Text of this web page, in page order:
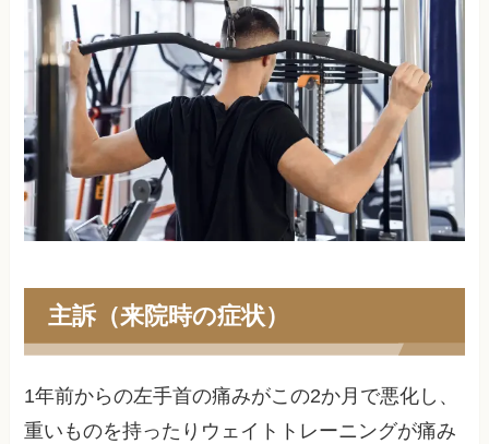
主訴（来院時の症状）
1年前からの左手首の痛みがこの2か月で悪化し、
重いものを持ったりウェイトトレーニングが痛み